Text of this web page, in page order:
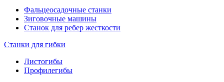
Фальцеосадочные станки
Зиговочные машины
Станок для ребер жесткости
Станки для гибки
Листогибы
Профилегибы